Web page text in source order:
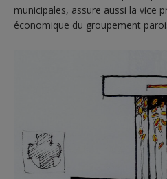
municipales, assure aussi la vice
économique du groupement